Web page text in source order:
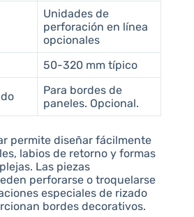
Unidades de
perforación en línea
opcionales
50-320 mm típico
Para bordes de
paneles. Opcional.
permite diseñar fácilmente
labios de retorno y formas
Las piezas
perforarse o troquelarse
especiales de rizado
bordes decorativos.